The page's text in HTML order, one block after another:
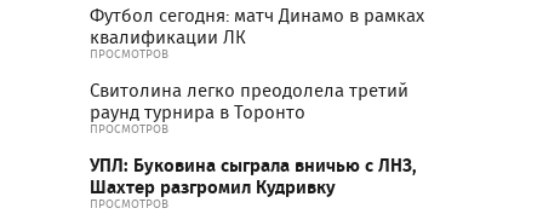
Футбол сегодня: матч Динамо в рамках
квалификации ЛК
ПРОСМОТРОВ
Свитолина легко преодолела третий
раунд турнира в Торонто
ПРОСМОТРОВ
УПЛ: Буковина сыграла вничью с ЛНЗ,
Шахтер разгромил Кудривку
ПРОСМОТРОВ